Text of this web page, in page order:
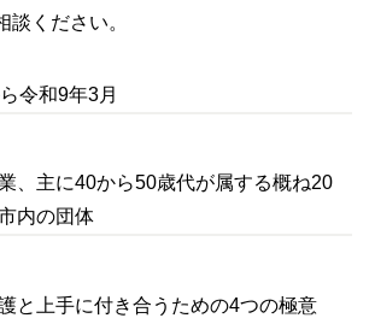
談ください。
令和9年3月
、主に40から50歳代が属する概ね20
内の団体
と上手に付き合うための4つの極意